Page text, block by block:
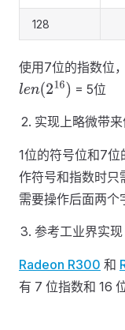
128
使用7位的指数位
len(216) = 5位
实现上略微带
1位的符号位和7
作符号和指数时只
需要操作后面两个
参考工业界实现
Radeon R300 和
有 7 位指数和 16